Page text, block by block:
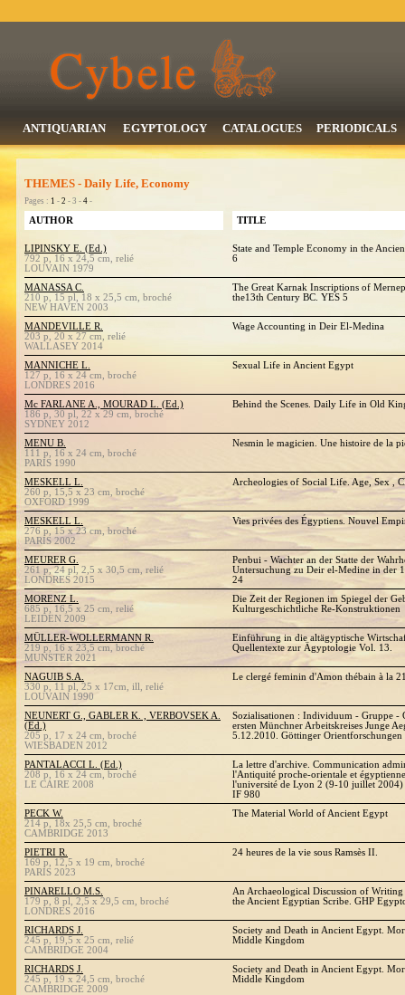
ANTIQUARIAN EGYPTOLOGY CATALOGUES PERIODICALS
THEMES - Daily Life, Economy
Pages : 1 - 2 - 3 - 4 -
AUTHOR TITLE
LIPINSKY E. (Ed.)
792 p, 16 x 24,5 cm, relié
LOUVAIN 1979
State and Temple Economy in the
6
MANASSA C.
210 p, 15 pl, 18 x 25,5 cm, broché
NEW HAVEN 2003
The Great Karnak Inscriptions of
the13th Century BC. YES 5
MANDEVILLE R.
203 p, 20 x 27 cm, relié
WALLASEY 2014
Wage Accounting in Deir El-Medina
MANNICHE L.
127 p, 16 x 24 cm, broché
LONDRES 2016
Sexual Life in Ancient Egypt
Mc FARLANE A., MOURAD L. (Ed.)
186 p, 30 pl, 22 x 29 cm, broché
SYDNEY 2012
Behind the Scenes. Daily Life in Old
MENU B.
111 p, 16 x 24 cm, broché
PARIS 1990
Nesmin le magicien. Une histoire de la
MESKELL L.
260 p, 15,5 x 23 cm, broché
OXFORD 1999
Archeologies of Social Life. Age, Sex ,
MESKELL L.
276 p, 15 x 23 cm, broché
PARIS 2002
Vies privées des Égyptiens. Nouvel
MEURER G.
261 p, 24 pl, 2,5 x 30,5 cm, relié
LONDRES 2015
Penbui - Wachter an der Statte der
Untersuchung zu Deir el-Medine in der
24
MORENZ L.
685 p, 16,5 x 25 cm, relié
LEIDEN 2009
Die Zeit der Regionen im Spiegel der
Kulturgeschichtliche Re-Konstruktionen
MÜLLER-WOLLERMANN R.
219 p, 16 x 23,5 cm, broché
MUNSTER 2021
Einführung in die altägyptische
Quellentexte zur Ägyptologie Vol. 13.
NAGUIB S.A.
330 p, 11 pl, 25 x 17cm, ill, relié
LOUVAIN 1990
Le clergé feminin d'Amon thébain à la
NEUNERT G., GABLER K. , VERBOVSEK A.
(Ed.)
205 p, 17 x 24 cm, broché
WIESBADEN 2012
Sozialisationen : Individuum - Gruppe -
ersten Münchner Arbeitskreises Junge
5.12.2010. Göttinger
PANTALACCI L. (Ed.)
208 p, 16 x 24 cm, broché
LE CAIRE 2008
La lettre d'archive. Communication
l'Antiquité proche-orientale et
l'université de Lyon 2 (9-10 juillet
IF 980
PECK W.
214 p, 18x 25,5 cm, broché
CAMBRIDGE 2013
The Material World of Ancient Egypt
PIETRI R.
169 p, 12,5 x 19 cm, broché
PARIS 2023
24 heures de la vie sous Ramsès II.
PINARELLO M.S.
179 p, 8 pl, 2,5 x 29,5 cm, broché
LONDRES 2016
An Archaeological Discussion of
the Ancient Egyptian Scribe. GHP
RICHARDS J.
245 p, 19,5 x 25 cm, relié
CAMBRIDGE 2004
Society and Death in Ancient Egypt.
Middle Kingdom
RICHARDS J.
245 p, 19 x 24,5 cm, broché
CAMBRIDGE 2009
Society and Death in Ancient Egypt.
Middle Kingdom